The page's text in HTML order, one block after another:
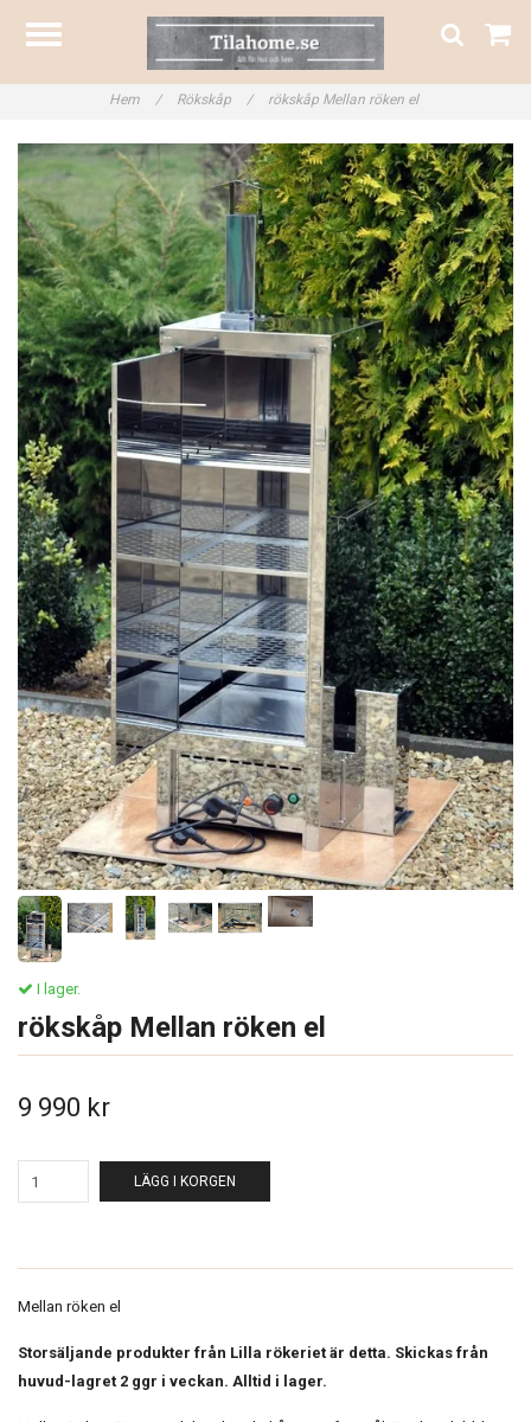
Hem / Rökskåp / rökskåp Mellan röken el
I lager.
rökskåp Mellan röken el
9 990 kr
LÄGG I KORGEN
Mellan röken el
Storsäljande produkter från Lilla rökeriet är detta. Skickas från
huvud-lagret 2 ggr i veckan. Alltid i lager.